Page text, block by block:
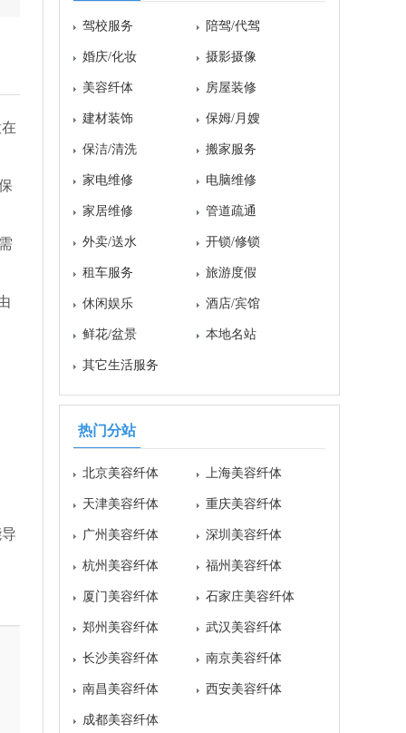
驾校服务 陪驾/代驾
婚庆/化妆 摄影摄像
美容纤体 房屋装修
建材装饰 保姆/月嫂
保洁/清洗 搬家服务
家电维修 电脑维修
家居维修 管道疏通
外卖/送水 开锁/修锁
租车服务 旅游度假
休闲娱乐 酒店/宾馆
鲜花/盆景 本地名站
其它生活服务
热门分站
北京美容纤体 上海美容纤体
天津美容纤体 重庆美容纤体
广州美容纤体 深圳美容纤体
杭州美容纤体 福州美容纤体
厦门美容纤体 石家庄美容纤体
郑州美容纤体 武汉美容纤体
长沙美容纤体 南京美容纤体
南昌美容纤体 西安美容纤体
成都美容纤体